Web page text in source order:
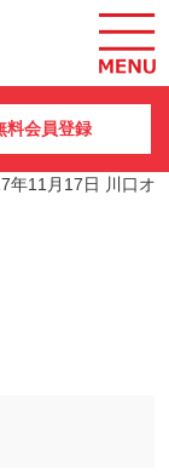
料会員登録
年11月17日 川口オ